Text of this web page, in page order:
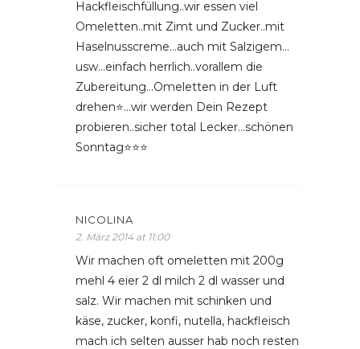
Hackfleischfüllung..wir essen viel
Omeletten..mit Zimt und Zucker..mit
Haselnusscreme…auch mit Salzigem…
usw…einfach herrlich..vorallem die
Zubereitung…Omeletten in der Luft
drehen⭐️…wir werden Dein Rezept
probieren..sicher total Lecker…schönen
Sonntag⭐️⭐️⭐️
NICOLINA
2. März 2014 at 11:00
Wir machen oft omeletten mit 200g
mehl 4 eier 2 dl milch 2 dl wasser und
salz. Wir machen mit schinken und
käse, zucker, konfi, nutella, hackfleisch
mach ich selten ausser hab noch resten